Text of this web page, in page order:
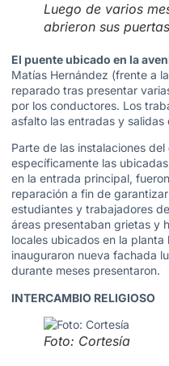
Luego de varios
abrieron sus
El puente ubicado en la
Matías Hernández (frente a
reparado tras presentar
por los conductores. Los
asfalto las entradas y
Parte de las instalaciones del
específicamente las
en la entrada principal,
reparación a fin de
estudiantes y trabajadores
áreas presentaban grietas y
locales ubicados en la planta
inauguraron nueva fachada
durante meses presentaron.
INTERCAMBIO RELIGIOSO
Foto: Cortesía